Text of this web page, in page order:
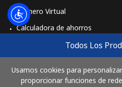
Todos Los
Usamos cookies para
proporcionar funciones de
Número Virtual
Calculadora de ahorros
Comprar
Cómo funciona